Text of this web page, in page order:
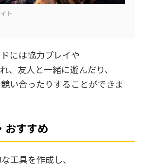
ト
には協力プレイや
、友人と一緒に遊んだり、
い合ったりすることができま
おすすめ
工具を作成し、